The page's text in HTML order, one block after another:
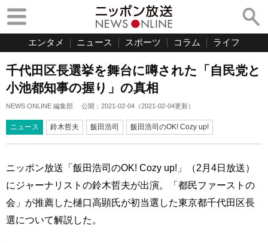
エンタメ ニュース スポーツ コラム ライフ
千代田区長選挙を舞台に噂された「自民党と
小池都知事の握り」の真相
NEWS ONLINE 編集部 公開： 2021-02-04 （2021-02-04更新）
ニュース 鈴木哲夫 飯田浩司 飯田浩司のOK! Cozy up!
ニッポン放送「飯田浩司のOK! Cozy up!」（2月4日放送）
にジャーナリストの鈴木哲夫が出演。「都民ファーストの
会」が推薦した樋口高顕氏が初当選した東京都千代田区長
選について解説した。